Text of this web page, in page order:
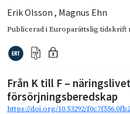
Erik Olsson , Magnus Ehn
Publicerad iEuroparättslig tidskrift
Från K till F –
försörjningsberedskap
https://doi.org/10.53292/